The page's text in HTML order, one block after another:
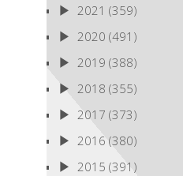
2021 (359)
2020 (491)
2019 (388)
2018 (355)
2017 (373)
2016 (380)
2015 (391)